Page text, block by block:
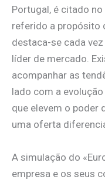
Portugal, é citado
referido a propósito
destaca-se cada
líder de mercado.
acompanhar as
lado com a
que elevem o poder
uma oferta
A simulação do
empresa e os seus